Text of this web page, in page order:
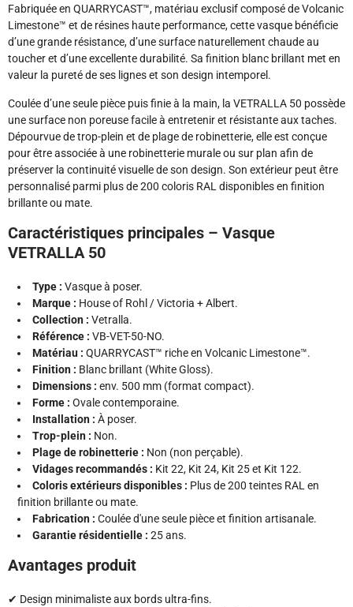
Fabriquée en QUARRYCAST™, matériau exclusif composé de Volcanic
Limestone™ et de résines haute performance, cette vasque bénéficie
d’une grande résistance, d’une surface naturellement chaude au
toucher et d’une excellente durabilité. Sa finition blanc brillant met en
valeur la pureté de ses lignes et son design intemporel.
Coulée d’une seule pièce puis finie à la main, la VETRALLA 50 possède
une surface non poreuse facile à entretenir et résistante aux taches.
Dépourvue de trop-plein et de plage de robinetterie, elle est conçue
pour être associée à une robinetterie murale ou sur plan afin de
préserver la continuité visuelle de son design. Son extérieur peut être
personnalisé parmi plus de 200 coloris RAL disponibles en finition
brillante ou mate.
Caractéristiques principales – Vasque
VETRALLA 50
Type : Vasque à poser.
Marque : House of Rohl / Victoria + Albert.
Collection : Vetralla.
Référence : VB-VET-50-NO.
Matériau : QUARRYCAST™ riche en Volcanic Limestone™.
Finition : Blanc brillant (White Gloss).
Dimensions : env. 500 mm (format compact).
Forme : Ovale contemporaine.
Installation : À poser.
Trop-plein : Non.
Plage de robinetterie : Non (non perçable).
Vidages recommandés : Kit 22, Kit 24, Kit 25 et Kit 122.
Coloris extérieurs disponibles : Plus de 200 teintes RAL en
finition brillante ou mate.
Fabrication : Coulée d'une seule pièce et finition artisanale.
Garantie résidentielle : 25 ans.
Avantages produit
✔ Design minimaliste aux bords ultra-fins.